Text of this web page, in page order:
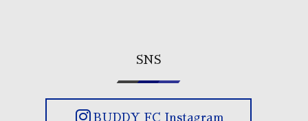
SNS
BUDDY FC Instagram